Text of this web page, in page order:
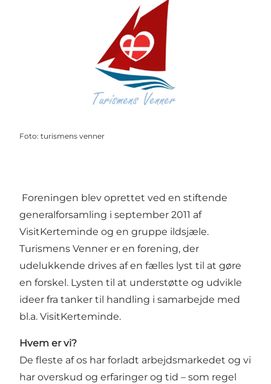
Foto: turismens venner
Foreningen blev oprettet ved en stiftende
generalforsamling i september 2011 af
VisitKerteminde og en gruppe ildsjæle.
Turismens Venner er en forening, der
udelukkende drives af en fælles lyst til at gøre
en forskel. Lysten til at understøtte og udvikle
ideer fra tanker til handling i samarbejde med
bl.a. VisitKerteminde.
Hvem er vi?
De fleste af os har forladt arbejdsmarkedet og vi
har overskud og erfaringer og tid – som regel